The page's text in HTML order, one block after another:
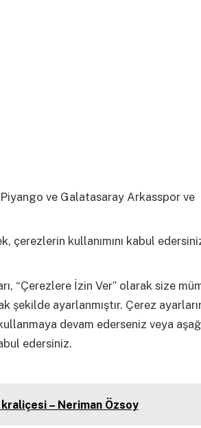
ve Galatasaray Arkasspor ve
çerezlerin kullanımını kabul
“Çerezlere İzin Ver” olarak size
şekilde ayarlanmıştır. Çerez
devam ederseniz veya
edersiniz.
– Neriman Özsoy